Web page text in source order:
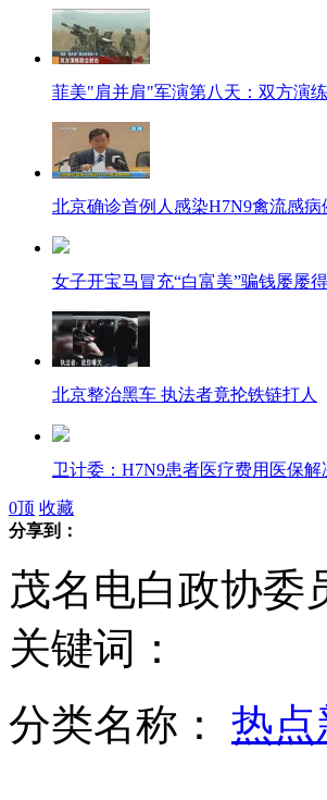
菲美"肩并肩"军演第八天：双方演
北京确诊首例人感染H7N9禽流感病
女子开宝马冒充“白富美”骗钱屡屡
北京整治黑车 执法者竟抡铁链打人
卫计委：H7N9患者医疗费用医保解
阜新：开发商河堤上建楼 管理部门
老外街头救晕倒小伙 奇怪他人只拍
H7N9禽流感愁坏印尼羽联：羽毛球
0顶 收藏
分享到：
茂名电白政协委
关键词：
分类名称： 热点